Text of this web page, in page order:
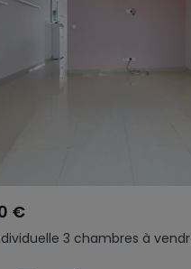
3 chambres à
€